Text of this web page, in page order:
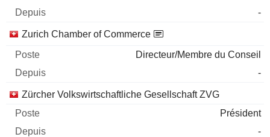
-
Zurich Chamber of Commerce
Directeur/Membre du Conseil
-
Zürcher Volkswirtschaftliche Gesellschaft ZVG
Président
-